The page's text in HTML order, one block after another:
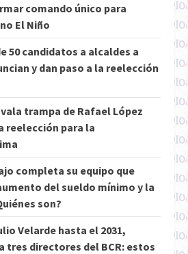
comando único para
El Niño
50 candidatos a alcaldes a
y dan paso a la reelección
trampa de Rafael López
reelección para la
completa su equipo que
del sueldo mínimo y la
son?
Velarde hasta el 2031,
tres directores del BCR: estos